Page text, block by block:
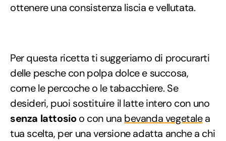
ottenere una consistenza liscia e vellutata.
Per questa ricetta ti suggeriamo di procurarti
delle pesche con polpa dolce e succosa,
come le percoche o le tabacchiere. Se
desideri, puoi sostituire il latte intero con uno
senza lattosioo con una bevanda vegetalea
tua scelta, per una versione adatta anche a chi